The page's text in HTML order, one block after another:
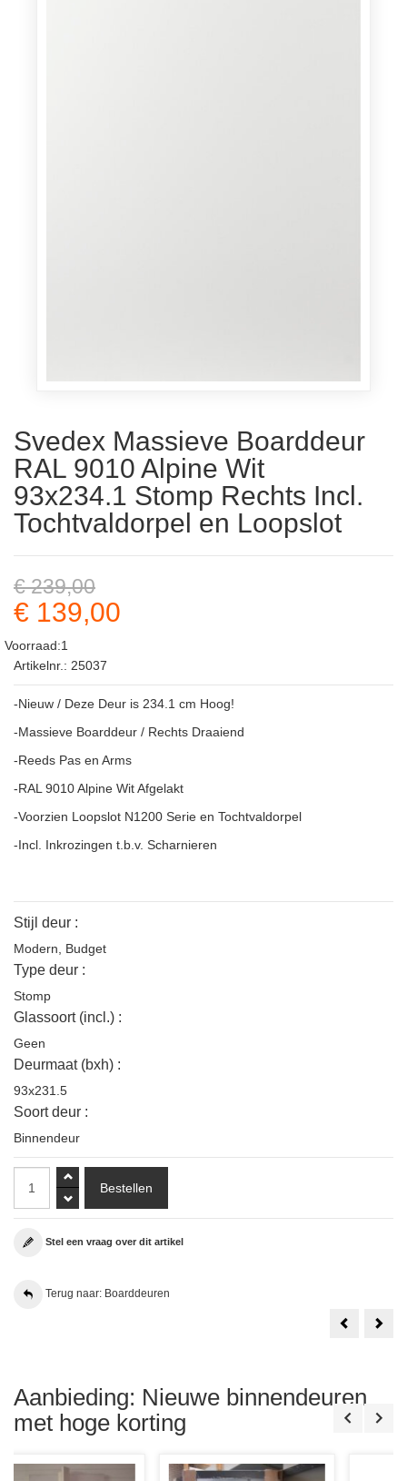
Svedex Massieve Boarddeur
RAL 9010 Alpine Wit
93x234.1 Stomp Rechts Incl.
Tochtvaldorpel en Loopslot
€ 239,00
€ 139,00
Voorraad:1
Artikelnr.: 25037
-Nieuw / Deze Deur is 234.1 cm Hoog!
-Massieve Boarddeur / Rechts Draaiend
-Reeds Pas en Arms
-RAL 9010 Alpine Wit Afgelakt
-Voorzien Loopslot N1200 Serie en Tochtvaldorpel
-Incl. Inkrozingen t.b.v. Scharnieren
Stijl deur :
Modern Budget
Type deur :
Stomp
Glassoort (incl.) :
Geen
Deurmaat (bxh) :
93x231.5
Soort deur :
Binnendeur
Stel een vraag over dit artikel
Terug naar: Boarddeuren
Svedex
93.4x231.5
Stomp
Rechts
Aanbieding: Nieuwe binnendeuren
met hoge korting